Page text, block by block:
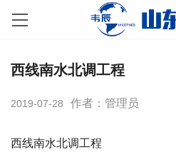
西线南水北调工程
2019-07-28 作者：管理员
西线南水北调工程